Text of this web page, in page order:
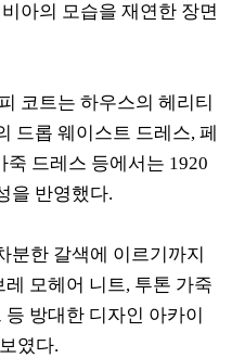
아의 모습을 재연한 장면
코트는 하우스의 헤리티
드롭 웨이스트 드레스, 페
죽 드레스 등에서는 1920
을 반영했다.
분한 갈색에 이르기까지
모헤어 니트, 투톤 가죽
방대한 디자인 아카이
였다.